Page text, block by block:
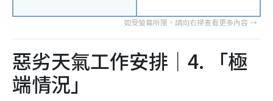
惡劣天氣工作安排｜4. 「極
端情況」